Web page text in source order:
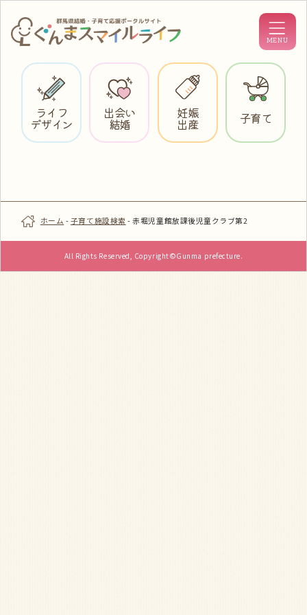
ライフ
デザイン
出会い
結婚
妊娠
出産 子育て
ホーム -子育て施設検索 -赤堀児童館放課後児童クラブ第2
All Rights Reserved, Copyright©Gunma prefecture.